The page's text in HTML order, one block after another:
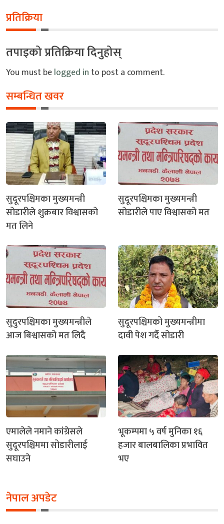
प्रतिक्रिया
तपाइको प्रतिक्रिया दिनुहोस्
You must belogged in to post a comment.
सम्बन्धित खवर
सुदूरपश्चिमका मुख्यमन्त्री
सोडारीले शुक्रबार विश्वासको
मत लिने
सुदूरपश्चिमका मुख्यमन्त्री
सोडारीले पाए विश्वासको मत
सुदुरपश्चिमका मुख्यमन्त्रीले
आज बिश्वासको मत लिदै
सुदूरपश्चिमको मुख्यमन्त्रीमा
दावी पेश गर्दै सोडारी
एमालेले नमाने कांग्रेसले
सुदूरपश्चिममा सोडारीलाई
सघाउने
भूकम्पमा ५ वर्ष मुनिका १६
हजार बालबालिका प्रभावित
भए
नेपाल अपडेट